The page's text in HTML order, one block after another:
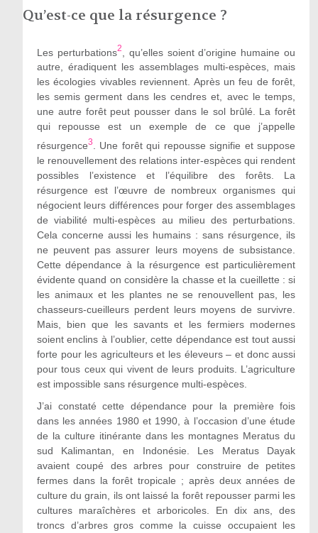
Qu’est-ce que la résurgence ?
Les perturbations2
, qu’elles soient d’origine humaine ou
autre, éradiquent les assemblages multi-espèces, mais
les écologies vivables reviennent. Après un feu de forêt,
les semis germent dans les cendres et, avec le temps,
une autre forêt peut pousser dans le sol brûlé. La forêt
qui repousse est un exemple de ce que j’appelle
résurgence3
. Une forêt qui repousse signifie et suppose
le renouvellement des relations inter-espèces qui rendent
possibles l’existence et l’équilibre des forêts. La
résurgence est l’œuvre de nombreux organismes qui
négocient leurs différences pour forger des assemblages
de viabilité multi-espèces au milieu des perturbations.
Cela concerne aussi les humains : sans résurgence, ils
ne peuvent pas assurer leurs moyens de subsistance.
Cette dépendance à la résurgence est particulièrement
évidente quand on considère la chasse et la cueillette : si
les animaux et les plantes ne se renouvellent pas, les
chasseurs-cueilleurs perdent leurs moyens de survivre.
Mais, bien que les savants et les fermiers modernes
soient enclins à l’oublier, cette dépendance est tout aussi
forte pour les agriculteurs et les éleveurs – et donc aussi
pour tous ceux qui vivent de leurs produits. L’agriculture
est impossible sans résurgence multi-espèces.
J’ai constaté cette dépendance pour la première fois
dans les années 1980 et 1990, à l’occasion d’une étude
de la culture itinérante dans les montagnes Meratus du
sud Kalimantan, en Indonésie. Les Meratus Dayak
avaient coupé des arbres pour construire de petites
fermes dans la forêt tropicale ; après deux années de
culture du grain, ils ont laissé la forêt repousser parmi les
cultures maraîchères et arboricoles. En dix ans, des
troncs d’arbres gros comme la cuisse occupaient les